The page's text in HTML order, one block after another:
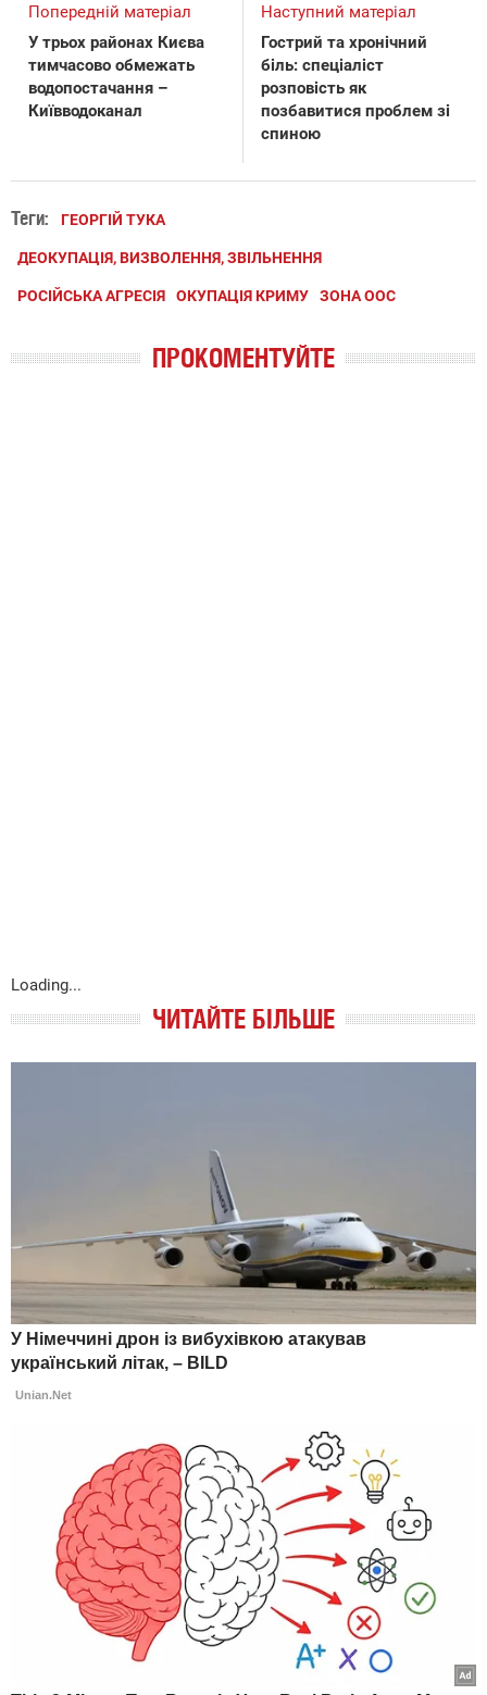
Попередній матеріал
У трьох районах Києва
тимчасово обмежать
водопостачання –
Київводоканал
Наступний матеріал
Гострий та хронічний
біль: спеціаліст
розповість як
позбавитися проблем зі
спиною
Теги: ГЕОРГІЙ ТУКА
ДЕОКУПАЦІЯ, ВИЗВОЛЕННЯ, ЗВІЛЬНЕННЯ
РОСІЙСЬКА АГРЕСІЯ ОКУПАЦІЯ КРИМУ ЗОНА ООС
ПРОКОМЕНТУЙТЕ
Loading...
ЧИТАЙТЕ БІЛЬШЕ